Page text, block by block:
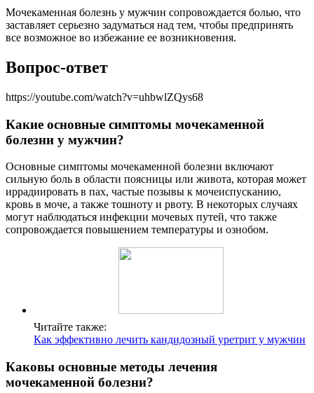
Мочекаменная болезнь у мужчин сопровождается болью, что
заставляет серьезно задуматься над тем, чтобы предпринять
все возможное во избежание ее возникновения.
Вопрос-ответ
https://youtube.com/watch?v=uhbwlZQys68
Какие основные симптомы мочекаменной
болезни у мужчин?
Основные симптомы мочекаменной болезни включают
сильную боль в области поясницы или живота, которая может
иррадиировать в пах, частые позывы к мочеиспусканию,
кровь в моче, а также тошноту и рвоту. В некоторых случаях
могут наблюдаться инфекции мочевых путей, что также
сопровождается повышением температуры и ознобом.
Читайте также:
Как эффективно лечить кандидозный уретрит у мужчин
Каковы основные методы лечения
мочекаменной болезни?